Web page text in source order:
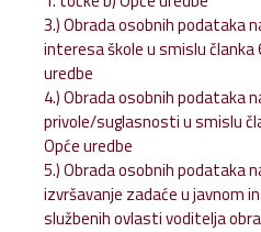
3.) Obrada osobnih podataka
interesa škole u smislu članka
uredbe
4.) Obrada osobnih podataka
privole/suglasnosti u smislu
Opće uredbe
5.) Obrada osobnih podataka
izvršavanje zadaće u javnom
službenih ovlasti voditelja